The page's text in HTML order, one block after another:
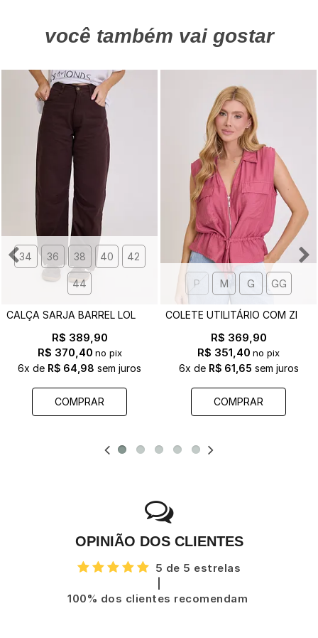
você também vai gostar
34 36 38 40 42
44
R$ 389,90
R$ 370,40 no pix
6x de R$ 64,98 sem juros
COMPRAR
P M G GG
R$ 369,90
R$ 351,40 no pix
6x de R$ 61,65 sem juros
COMPRAR
OPINIÃO DOS CLIENTES
5 de 5 estrelas
100% dos clientes recomendam